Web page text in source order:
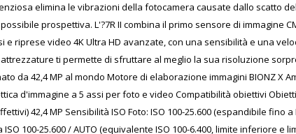
elimina le vibrazioni della fotocamera causate dallo scatto
prospettiva. L'?7R II combina il primo sensore di immagine
riprese video 4K Ultra HD avanzate, con una sensibilità e una
ti permette di sfruttare al meglio la sua risoluzione
da 42,4 MP al mondo Motore di elaborazione immagini BIONZ X
d'immagine a 5 assi per foto e video Compatibilità obiettivi
42,4 MP Sensibilità ISO Foto: ISO 100-25.600 (espandibile fino a
100-25.600 / AUTO (equivalente ISO 100-6.400, limite inferiore e